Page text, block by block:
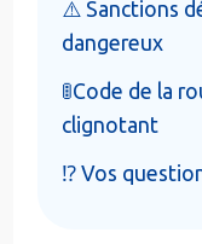
⚠️ Sanctions
dangereux
🚦Code de la
clignotant
⁉️ Vos